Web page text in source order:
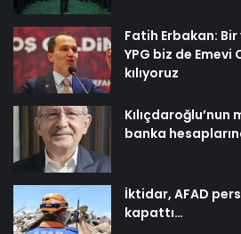
Fatih Erbakan:
YPG biz de Emevi
kılıyoruz
Kılıçdaroğlu’nun
banka
İktidar, AFAD
kapattı…